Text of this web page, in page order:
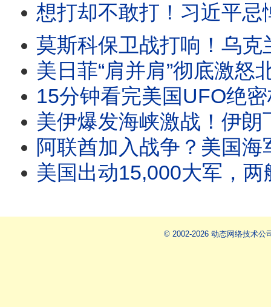
想打却不敢打！习近平忌惮美国出兵，直
莫斯科保卫战打响！乌克兰无人机空袭莫斯科
美日菲“肩并肩”彻底激怒北京！日本88式导弹击沉靶舰！
15分钟看完美国UFO绝密档案！瞬间消失、隐身变形、UFO追击美
美伊爆发海峡激战！伊朗飞弹突袭美军
阿联酋加入战争？美国海军交火伊朗快艇，以色列
美国出动15,000大军，两艘航母，重夺霍尔木
© 2002-2026 动态网络技术公